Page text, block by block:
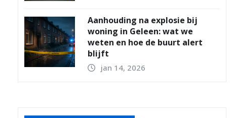
Aanhouding na explosie bij
woning in Geleen: wat we
weten en hoe de buurt alert
blijft
jan 14, 2026